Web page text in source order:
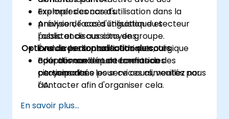
Explorer des cas d'utilisation dans la
prévision, l'accès linguistique et
l'assistance aux citoyens.
Évaluer les facteurs éthiques,
opérationnels et de confiance des
citoyens dans les services alimentés par
l'IA.
exemples concrets.
Analyse de cas d'utilisation du secteur
public et discussions de groupe.
Exercices de planification stratégique
adaptés aux départements des
participants.
Options de personnalisation du cours
Pour demander une formation
personnalisée pour ce cours, veuillez nous
contacter afin d'organiser cela.
En savoir plus...